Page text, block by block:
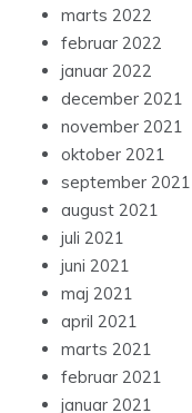
marts 2022
februar 2022
januar 2022
december 2021
november 2021
oktober 2021
september 2021
august 2021
juli 2021
juni 2021
maj 2021
april 2021
marts 2021
februar 2021
januar 2021